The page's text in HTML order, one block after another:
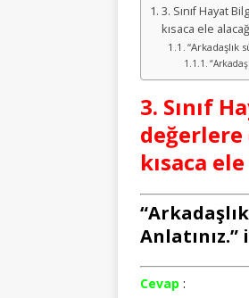
3. Sınıf Hayat
kısaca ele
“Arkadaşlık
3. Sınıf
kısaca
Anlatınız.”
Cevap :